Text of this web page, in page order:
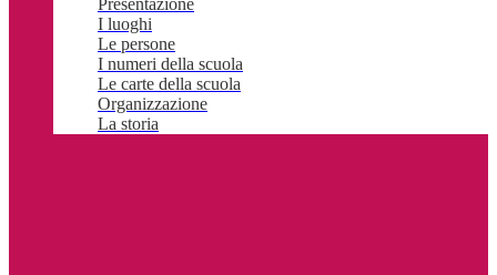
Presentazione
I luoghi
Le persone
I numeri della scuola
Le carte della scuola
Organizzazione
La storia